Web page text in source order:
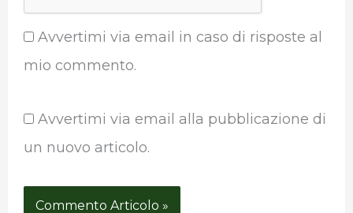
Avvertimi via email in caso di risposte al
mio commento.
Avvertimi via email alla pubblicazione di
un nuovo articolo.